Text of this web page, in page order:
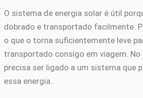
O sistema de energia solar é útil
dobrado e transportado facilmente.
o que o torna suficientemente leve
transportado consigo em viagem. No
precisa ser ligado a um sistema que
essa energia.